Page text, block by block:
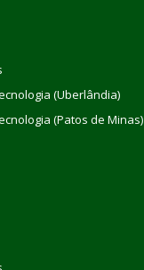
(Uberlândia)
(Patos de Minas)